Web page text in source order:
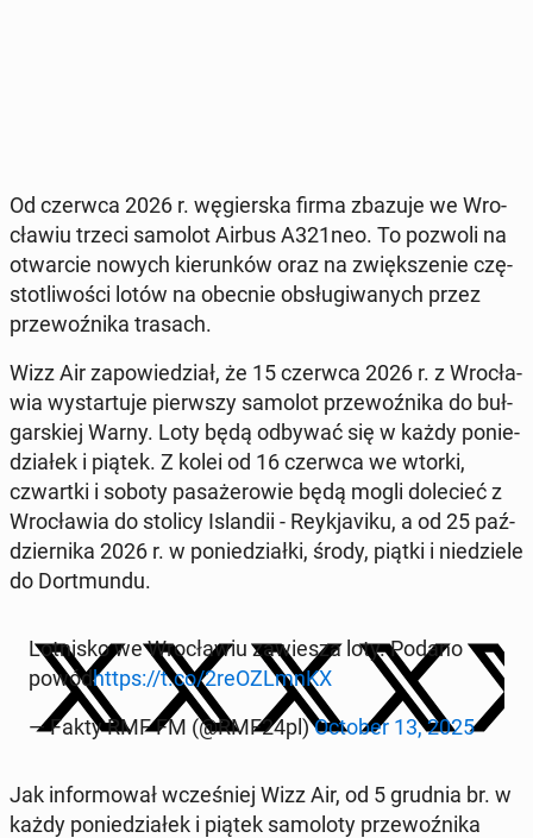
Od czerwca 2026 r. wę­gier­ska firma zbazuje we Wro­
cła­wiu trzeci samolot Airbus A321neo. To pozwoli na
otwar­cie nowych kie­run­ków oraz na zwięk­sze­nie czę­
sto­tli­wo­ści lotów na obecnie ob­słu­gi­wa­nych przez
prze­woź­ni­ka trasach.
Wizz Air za­po­wie­dział, że 15 czerwca 2026 r. z Wro­cła­
wia wy­star­tu­je pierw­szy samolot prze­woź­ni­ka do buł­
gar­skiej Warny. Loty będą odbywać się w każdy po­nie­
dzia­łek i piątek. Z kolei od 16 czerwca we wtorki,
czwart­ki i soboty pa­sa­że­ro­wie będą mogli do­le­cieć z
Wro­cła­wia do stolicy Is­lan­dii - Rey­kja­vi­ku, a od 25 paź­
dzier­ni­ka 2026 r. w po­nie­dział­ki, środy, piątki i nie­dzie­le
do Do­rt­mun­du.
Lot­ni­sko we Wro­cła­wiu za­wie­sza loty. Podano
powódhttps://t.co/2re­OZLmnKX
— Fakty RMF FM (@RMF24pl)October 13, 2025
Jak in­for­mo­wał wcze­śniej Wizz Air, od 5 grudnia br. w
każdy po­nie­dzia­łek i piątek sa­mo­lo­ty prze­woź­ni­ka